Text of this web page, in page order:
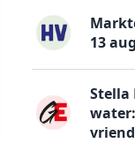
13
Stella